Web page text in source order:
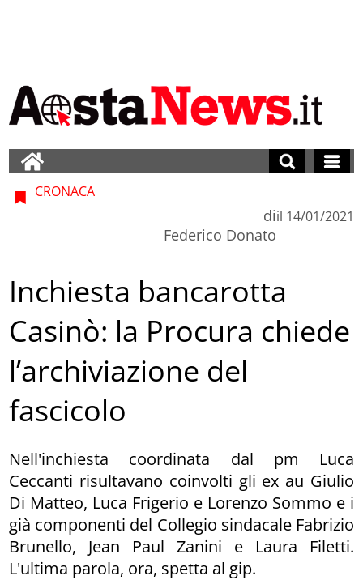
CRONACA
di
Federico Donato
il 14/01/2021
Inchiesta bancarotta
Casinò: la Procura chiede
l’archiviazione del
fascicolo
Nell'inchiesta coordinata dal pm Luca
Ceccanti risultavano coinvolti gli ex au Giulio
Di Matteo, Luca Frigerio e Lorenzo Sommo e i
già componenti del Collegio sindacale Fabrizio
Brunello, Jean Paul Zanini e Laura Filetti.
L'ultima parola, ora, spetta al gip.